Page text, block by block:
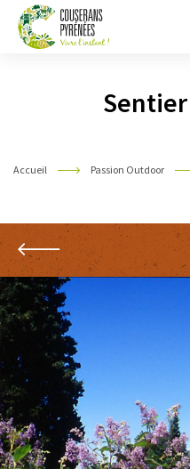
Accueil Passion Outdoor
Retour